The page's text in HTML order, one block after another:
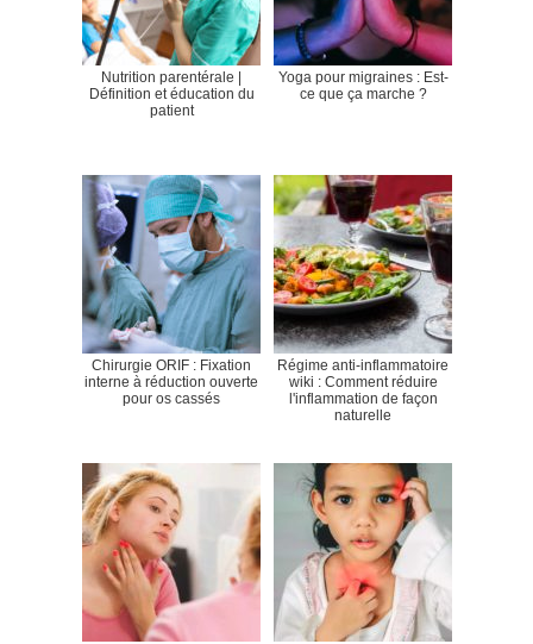
Nutrition parentérale |
Définition et éducation du
patient
Yoga pour migraines : Est-
ce que ça marche ?
Chirurgie ORIF : Fixation
interne à réduction ouverte
pour os cassés
Régime anti-inflammatoire
wiki : Comment réduire
l'inflammation de façon
naturelle